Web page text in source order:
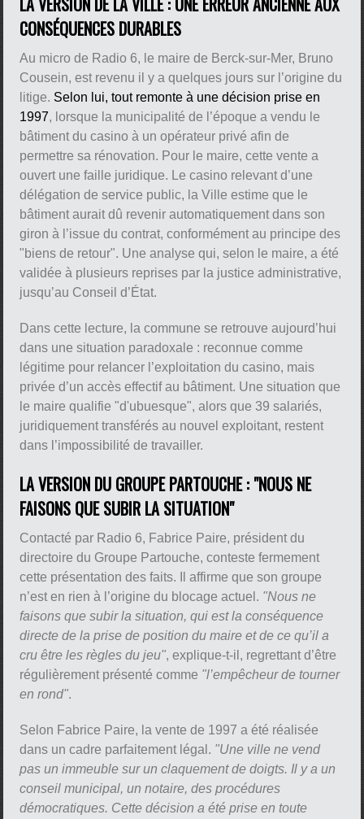
CONSÉQUENCES DURABLES
Au micro de Radio 6, le maire de Berck-sur-Mer, Bruno
Cousein, est revenu il y a quelques jours sur l’origine du
litige. Selon lui, tout remonte à une décision prise en
1997, lorsque la municipalité de l’époque a vendu le
bâtiment du casino à un opérateur privé afin de
permettre sa rénovation. Pour le maire, cette vente a
ouvert une faille juridique. Le casino relevant d’une
délégation de service public, la Ville estime que le
bâtiment aurait dû revenir automatiquement dans son
giron à l’issue du contrat, conformément au principe des
"biens de retour". Une analyse qui, selon le maire, a été
validée à plusieurs reprises par la justice administrative,
jusqu’au Conseil d’État.
Dans cette lecture, la commune se retrouve aujourd’hui
dans une situation paradoxale : reconnue comme
légitime pour relancer l’exploitation du casino, mais
privée d’un accès effectif au bâtiment. Une situation que
le maire qualifie "d'ubuesque", alors que 39 salariés,
juridiquement transférés au nouvel exploitant, restent
dans l’impossibilité de travailler.
LA VERSION DU GROUPE PARTOUCHE : "NOUS NE
FAISONS QUE SUBIR LA SITUATION"
Contacté par Radio 6, Fabrice Paire, président du
directoire du Groupe Partouche, conteste fermement
cette présentation des faits. Il affirme que son groupe
n’est en rien à l’origine du blocage actuel. "Nous ne
faisons que subir la situation, qui est la conséquence
directe de la prise de position du maire et de ce qu’il a
cru être les règles du jeu", explique-t-il, regrettant d’être
régulièrement présenté comme "l’empêcheur de tourner
en rond".
Selon Fabrice Paire, la vente de 1997 a été réalisée
dans un cadre parfaitement légal. "Une ville ne vend
pas un immeuble sur un claquement de doigts. Il y a un
conseil municipal, un notaire, des procédures
démocratiques. Cette décision a été prise en toute